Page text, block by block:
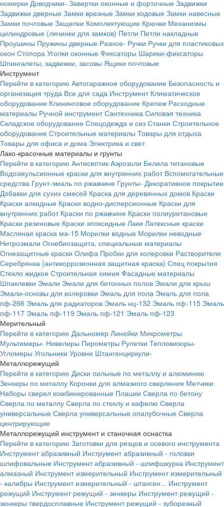
номерки Доводчики- Завертки оконные и форточные Задвижки
Задвижки дверные Замки врезные Замки кодовые Замки навесные
Замки почтовые Защелки Комплектующие Крючки Механизмы
цилиндровые (личинки для замков) Петли Петли накладные
Проушины Пружины дверные Разное- Ручки Ручки для пластиковых
окон Стопора Уголки оконные Фиксаторы Шарики-фиксаторы
Шпингалеты, задвижки, засовы Ящики почтовые
Инструмент
Перейти в категорию Автогаражное оборудование Безопасность и
организация труда Все для сада Инструмент Климатическое
оборудование Клининговое оборудование Крепеж Расходные
материалы Ручной инструмент Сантехника Силовая техника
Складское оборудование Спецодежда и сиз Станки Строительное
оборудование Строительные материалы Товары для отдыха
Товары для офиса и дома Электрика и свет
Лако-красочные материалы и грунты
Перейти в категорию Антисептик Аэрозоли Белила титановые
Водоэмульсионные краски для внутренних работ Вспомогательные
средства Грунт-эмаль по ржавчине Грунты- Декоративное покрытие
Добавки для сухих смесей Краска для деревянных домов Краски
Краски алкидные Краски водно-дисперсионные Краски для
внутренних работ Краски по ржавчине Краски полиуретановые
Краски резиновые Краски эпоксидные Лаки Латексные краски
Масляная краска ма-15 Морилки водные Морилки неводные
Нитроэмали Огнебиозащита, специальные материалы
Огнезащитные краски Олифа Пробки для колеровки Растворители
Серебрянка (антикоррозионная защитная краска) Спец покрытия
Стекло жидкое Строительная химия Фасадные материалы
Шпаклевки Эмали Эмали для бетонных полов Эмали для крыш
Эмали-основы для колеровки Эмаль для пола Эмаль для пола
пф-266 Эмаль для радиаторов Эмаль нц-132 Эмаль пф-115 Эмаль
пф-117 Эмаль пф-119 Эмаль пф-121 Эмаль пф-123
Мерительный
Перейти в категорию Дальномер Линейки Микрометры
Мультимеры- Нивелиры Пирометры Рулетки Тепловизоры-
Угломеры Угольники Уровни Штангенциркули-
Металлорежущий
Перейти в категорию Диски пильные по металлу и алюминию
Зенкеры по металлу Коронки для алмазного сверления Метчики
Наборы сверел комбинированные Плашки Сверла по бетону
Сверла по металлу Сверла по стеклу и кафелю Сверла
универсальные Сверла универсальные опалубочные Сверла
центрирующие
Металлорежущий инструмент и станочная оснастка
Перейти в категорию Заготовки для резцов и осевого инструмента
Инструмент абразивный Инструмент абразивный - головки
шлифовальные Инструмент абразивный - шлифшкурка Инструмент
алмазный Инструмент измерительный Инструмент измерительный
- калибры Инструмент измерительный - штанген... Инструмент
режущий Инструмент режущий - зенкеры Инструмент режущий -
зенкеры твердосплавные Инструмент режущий - зуборезный